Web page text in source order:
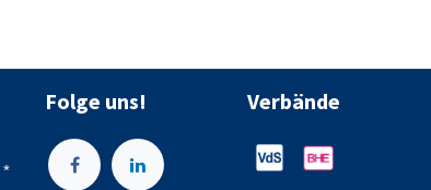
Folge uns! Verbände